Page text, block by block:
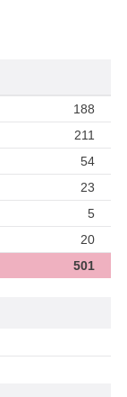
188
211
54
23
5
20
501